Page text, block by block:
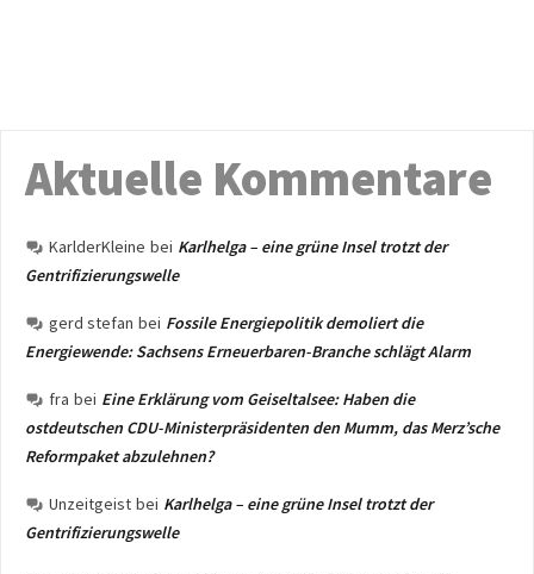
Aktuelle Kommentare
KarlderKleine bei Karlhelga – eine grüne Insel trotzt der
Gentrifizierungswelle
gerd stefan bei Fossile Energiepolitik demoliert die
Energiewende: Sachsens Erneuerbaren-Branche schlägt Alarm
fra bei Eine Erklärung vom Geiseltalsee: Haben die
ostdeutschen CDU-Ministerpräsidenten den Mumm, das Merz’sche
Reformpaket abzulehnen?
Unzeitgeist bei Karlhelga – eine grüne Insel trotzt der
Gentrifizierungswelle